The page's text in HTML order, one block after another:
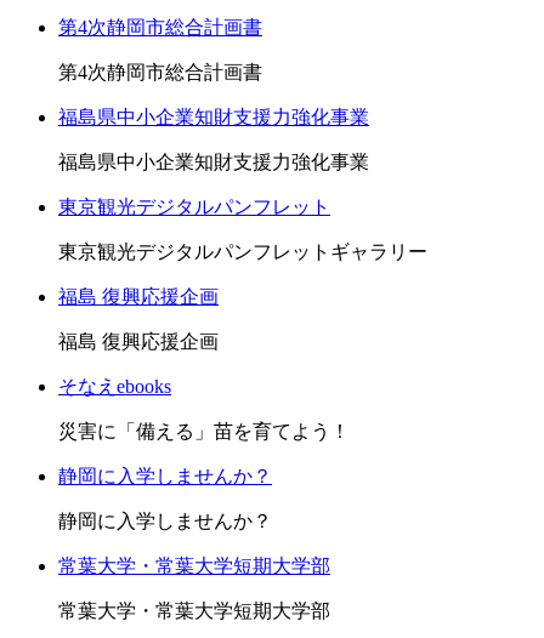
第4次静岡市総合計画書
第4次静岡市総合計画書
福島県中小企業知財支援力強化事業
福島県中小企業知財支援力強化事業
東京観光デジタルパンフレット
東京観光デジタルパンフレットギャラリー
福島 復興応援企画
福島 復興応援企画
そなえebooks
災害に「備える」苗を育てよう！
静岡に入学しませんか？
静岡に入学しませんか？
常葉大学・常葉大学短期大学部
常葉大学・常葉大学短期大学部